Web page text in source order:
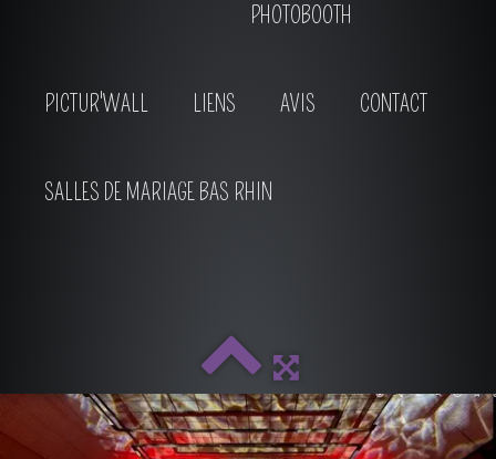
PHOTOBOOTH
PICTUR'WALL LIENS AVIS CONTACT
SALLES DE MARIAGE BAS RHIN